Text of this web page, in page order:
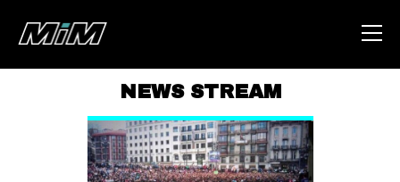
ABOUT
NEWS STREAM